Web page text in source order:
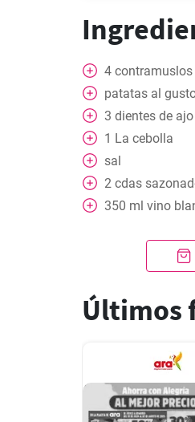
4
patatas al
3 dientes de ajo
1 La cebolla
sal
2 cdas
350 ml vino
Últimos